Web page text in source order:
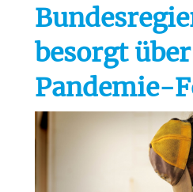
besorgt
Pandemie-